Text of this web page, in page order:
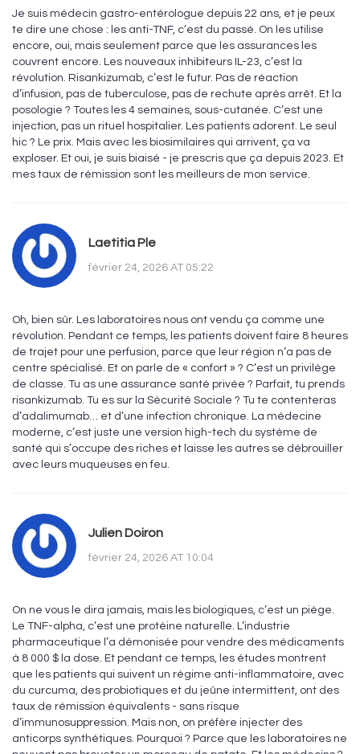
Je suis médecin gastro-entérologue depuis 22 ans, et je peux
te dire une chose : les anti-TNF, c’est du passé. On les utilise
encore, oui, mais seulement parce que les assurances les
couvrent encore. Les nouveaux inhibiteurs IL-23, c’est la
révolution. Risankizumab, c’est le futur. Pas de réaction
d’infusion, pas de tuberculose, pas de rechute après arrêt. Et la
posologie ? Toutes les 4 semaines, sous-cutanée. C’est une
injection, pas un rituel hospitalier. Les patients adorent. Le seul
hic ? Le prix. Mais avec les biosimilaires qui arrivent, ça va
exploser. Et oui, je suis biaisé - je prescris que ça depuis 2023. Et
mes taux de rémission sont les meilleurs de mon service.
Laetitia Ple
février 24, 2026 AT 05:22
Oh, bien sûr. Les laboratoires nous ont vendu ça comme une
révolution. Pendant ce temps, les patients doivent faire 8 heures
de trajet pour une perfusion, parce que leur région n’a pas de
centre spécialisé. Et on parle de « confort » ? C’est un privilège
de classe. Tu as une assurance santé privée ? Parfait, tu prends
risankizumab. Tu es sur la Sécurité Sociale ? Tu te contenteras
d’adalimumab… et d’une infection chronique. La médecine
moderne, c’est juste une version high-tech du système de
santé qui s’occupe des riches et laisse les autres se débrouiller
avec leurs muqueuses en feu.
Julien Doiron
février 24, 2026 AT 10:04
On ne vous le dira jamais, mais les biologiques, c’est un piège.
Le TNF-alpha, c’est une protéine naturelle. L’industrie
pharmaceutique l’a démonisée pour vendre des médicaments
à 8 000 $ la dose. Et pendant ce temps, les études montrent
que les patients qui suivent un régime anti-inflammatoire, avec
du curcuma, des probiotiques et du jeûne intermittent, ont des
taux de rémission équivalents - sans risque
d’immunosuppression. Mais non, on préfère injecter des
anticorps synthétiques. Pourquoi ? Parce que les laboratoires ne